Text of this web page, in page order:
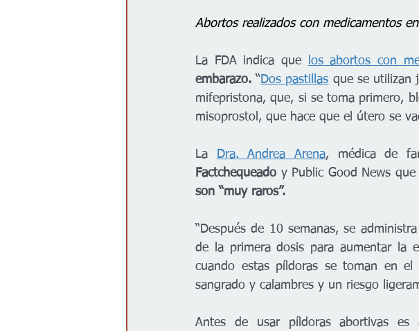
Abortos realizados con medicamentos
La FDA indica que los abortos con
embarazo. “Dos pastillas que se utilizan
mifepristona, que, si se toma primero,
misoprostol, que hace que el útero se
La Dra. Andrea Arena
Factchequeado y Public Good News que
son “muy raros”.
“Después de 10 semanas, se
de la primera dosis para aumentar la
cuando estas píldoras se toman en el
sangrado y calambres y un riesgo
Antes de usar píldoras abortivas